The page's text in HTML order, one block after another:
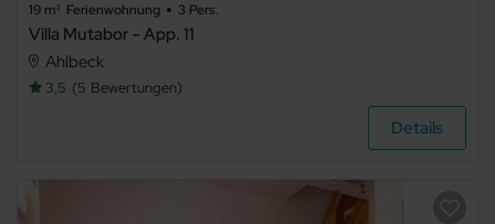
19 m² Ferienwohnung 3 Pers.
Villa Mutabor - App. 11
Ahlbeck
3,5 5 Bewertungen
Details